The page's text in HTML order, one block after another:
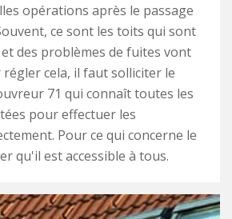
opérations après le passage
ce sont les toits qui sont
des problèmes de fuites vont
cela, il faut solliciter le
71 qui connaît toutes les
pour effectuer les
Pour ce qui concerne le
qu'il est accessible à tous.